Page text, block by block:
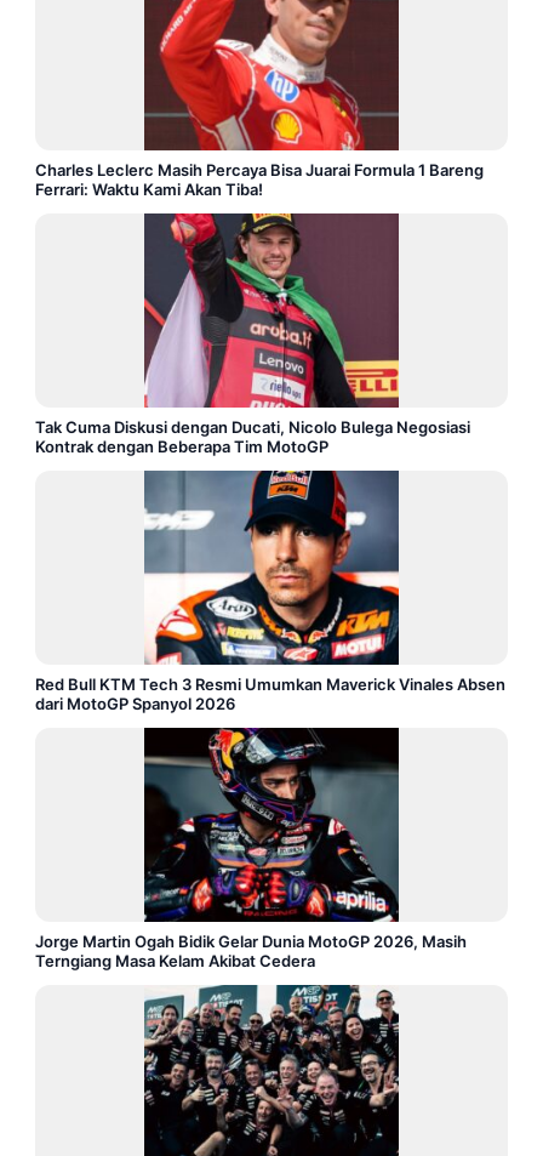
Charles Leclerc Masih Percaya Bisa Juarai Formula 1 Bareng
Ferrari: Waktu Kami Akan Tiba!
Tak Cuma Diskusi dengan Ducati, Nicolo Bulega Negosiasi
Kontrak dengan Beberapa Tim MotoGP
Red Bull KTM Tech 3 Resmi Umumkan Maverick Vinales Absen
dari MotoGP Spanyol 2026
Jorge Martin Ogah Bidik Gelar Dunia MotoGP 2026, Masih
Terngiang Masa Kelam Akibat Cedera